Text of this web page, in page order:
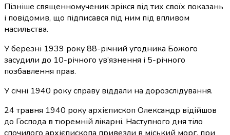
Пізніше священномученик зрікся від тих своїх показань
і повідомив, що підписався під ним під впливом
насильства.
У березні 1939 року 88-річний угодника Божого
засудили до 10-річного ув’язнення і 5-річного
позбавлення прав.
У січні 1940 року справу віддали на дорозслідування.
24 травня 1940 року архієпископ Олександр відійшов
до Господа в тюремній лікарні. Наступного дня тіло